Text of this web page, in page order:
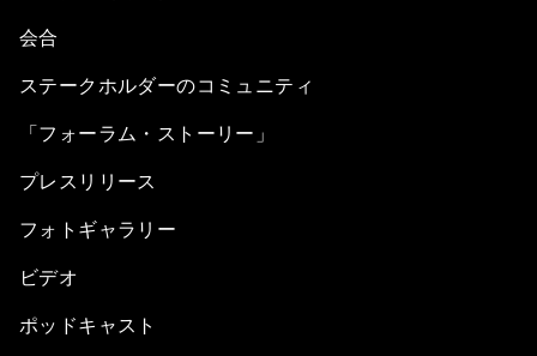
会合
ステークホルダーのコミュニティ
「フォーラム・ストーリー」
プレスリリース
フォトギャラリー
ビデオ
ポッドキャスト